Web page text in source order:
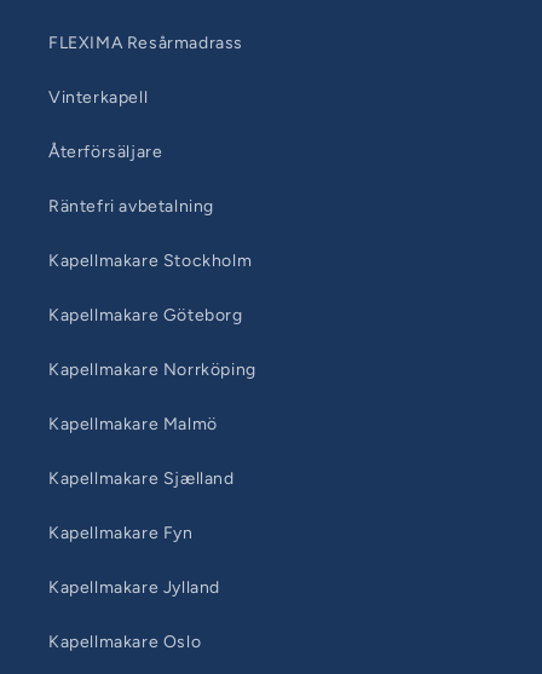
FLEXIMA Resårmadrass
Vinterkapell
Återförsäljare
Räntefri avbetalning
Kapellmakare Stockholm
Kapellmakare Göteborg
Kapellmakare Norrköping
Kapellmakare Malmö
Kapellmakare Sjælland
Kapellmakare Fyn
Kapellmakare Jylland
Kapellmakare Oslo